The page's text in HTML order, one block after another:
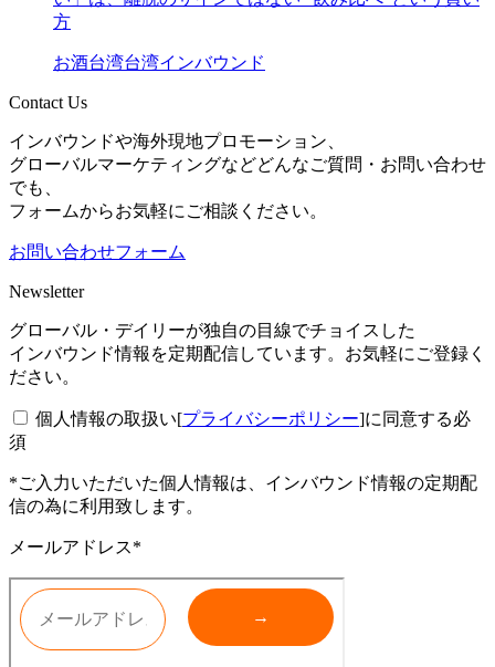
方
お酒台湾台湾インバウンド
Contact Us
インバウンドや海外現地プロモーション、
グローバルマーケティングなどどんなご質問・お問い合わせ
でも、
フォームからお気軽にご相談ください。
お問い合わせフォーム
Newsletter
グローバル・デイリーが独自の目線でチョイスした
インバウンド情報を定期配信しています。お気軽にご登録く
ださい。
個人情報の取扱い[プライバシーポリシー]に同意する必
須
*ご入力いただいた個人情報は、インバウンド情報の定期配
信の為に利用致します。
メールアドレス*